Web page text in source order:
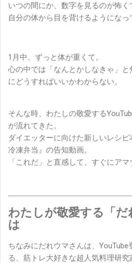
いつの間にか、数字を見るのが怖
自分の体から目を背けるようになっ
1月中、ずっと体が重くて。
心の中では「なんとかしなきゃ」
にどうすればいいかわからない。
そんな時、わたしの敬愛する
が流れてきた。
ダイエッターに向けた新しいレシ
冷凍弁当』の告知動画。
「これだ」と直感して、すぐにアマ
わたしが敬愛する「だ
は
ちなみにだれウマさんは、YouTube
る、筋トレ大好きな超人気料理研究